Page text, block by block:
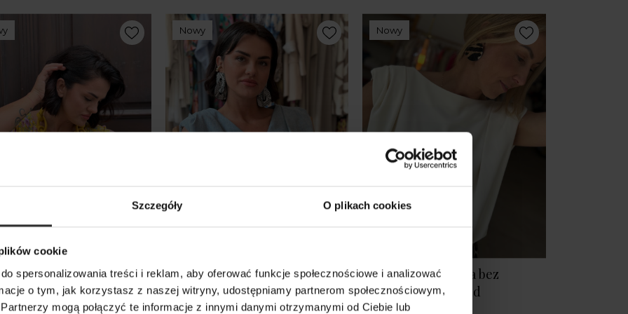
Szczegóły O plikach cookies
cookie
spersonalizowania treści i reklam, aby oferować funkcje społecznościowe i analizować
o tym, jak korzystasz z naszej witryny, udostępniamy partnerom społecznościowym,
mogą połączyć te informacje z innymi danymi otrzymanymi od Ciebie lub
Fleur Flowers
zł
Nowy
Dwustronna niebieska Bluzka
bez rękawów Blues Len&Wool
Blue
Nowy
Dwustronna Bluzka bez
rękawów Blues Sand